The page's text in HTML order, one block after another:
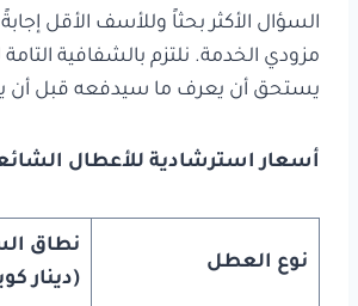
السؤال الأكثر بحثاً وللأسف الأقل
مزودي الخدمة. نلتزم بالشفافية التامة
يستحق أن يعرف ما سيدفعه قبل أن
أسعار استرشادية للأعطال
نوع العطل
نطاق
(دينار